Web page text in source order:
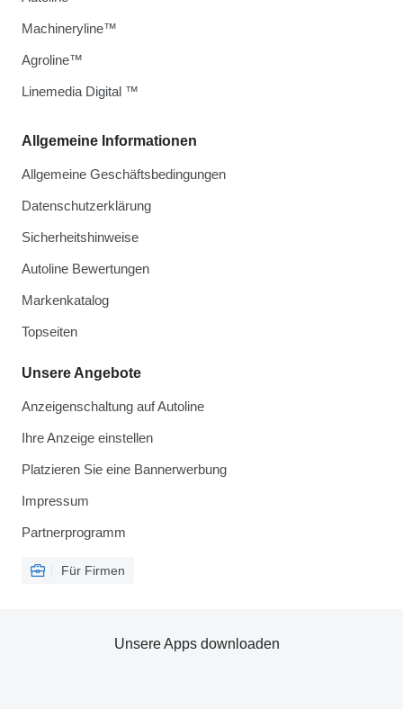
Allgemeine Informationen
Allgemeine Geschäftsbedingungen
Datenschutzerklärung
Sicherheitshinweise
Autoline Bewertungen
Markenkatalog
Topseiten
Unsere Angebote
Anzeigenschaltung auf Autoline
Ihre Anzeige einstellen
Platzieren Sie eine Bannerwerbung
Impressum
Partnerprogramm
Für Firmen
Machineryline™
Agroline™
Linemedia Digital ™
Unsere Apps downloaden